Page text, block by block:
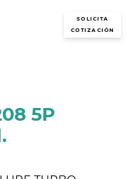
SOLICITA
COTIZACIÓN
5P